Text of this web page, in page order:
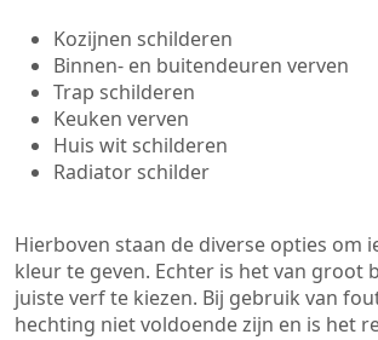
Kozijnen schilderen
Binnen- en buitendeuren verven
Trap schilderen
Keuken verven
Huis wit schilderen
Radiator schilder
Hierboven staan de diverse opties om
kleur te geven. Echter is het van groot
juiste verf te kiezen. Bij gebruik van
hechting niet voldoende zijn en is het